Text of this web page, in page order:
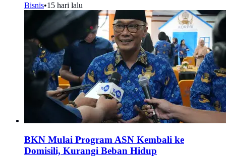
Bisnis•15 hari lalu
BKN Mulai Program ASN Kembali ke
Domisili, Kurangi Beban Hidup